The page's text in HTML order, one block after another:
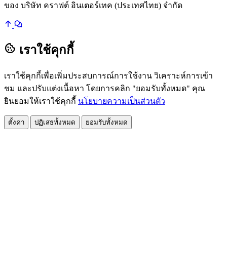
ของ บริษัท คราฟต์ อินเตอร์เทค (ประเทศไทย) จำกัด
เราใช้คุกกี้
เราใช้คุกกี้เพื่อเพิ่มประสบการณ์การใช้งาน วิเคราะห์การเข้า
ชม และปรับแต่งเนื้อหา โดยการคลิก "ยอมรับทั้งหมด" คุณ
ยินยอมให้เราใช้คุกกี้ นโยบายความเป็นส่วนตัว
ตั้งค่า ปฏิเสธทั้งหมด ยอมรับทั้งหมด